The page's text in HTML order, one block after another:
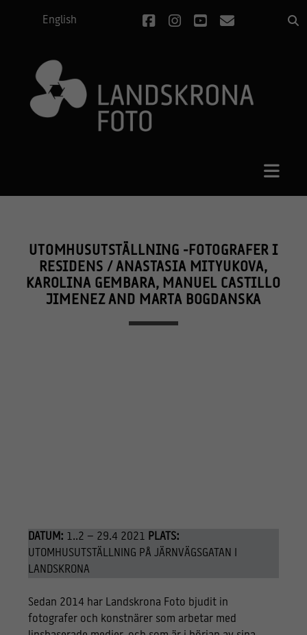
English facebook
instagram
youtube
e-
UTOMHUSUTSTÄLLNING -FOTOGRAFER I
RESIDENS / ANASTASIA MITYUKOVA,
KAROLINA GEMBARA, MANUEL CASTILLO
JIMENEZ AND MARTA BOGDANSKA
DATUM: 1..2 – 29.4 2021 PLATS:
UTOMHUSUTSTÄLLNING PÅ JÄRNVÄGSGATAN I
LANDSKRONA
Sedan 2014 har Landskrona Foto bjudit in
fotografer och konstnärer som arbetar med